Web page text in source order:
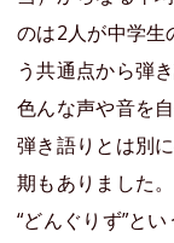
のは2人が中学生
う共通点から弾
色んな声や音を
弾き語りとは別
期もありました。
“どんぐりず”と